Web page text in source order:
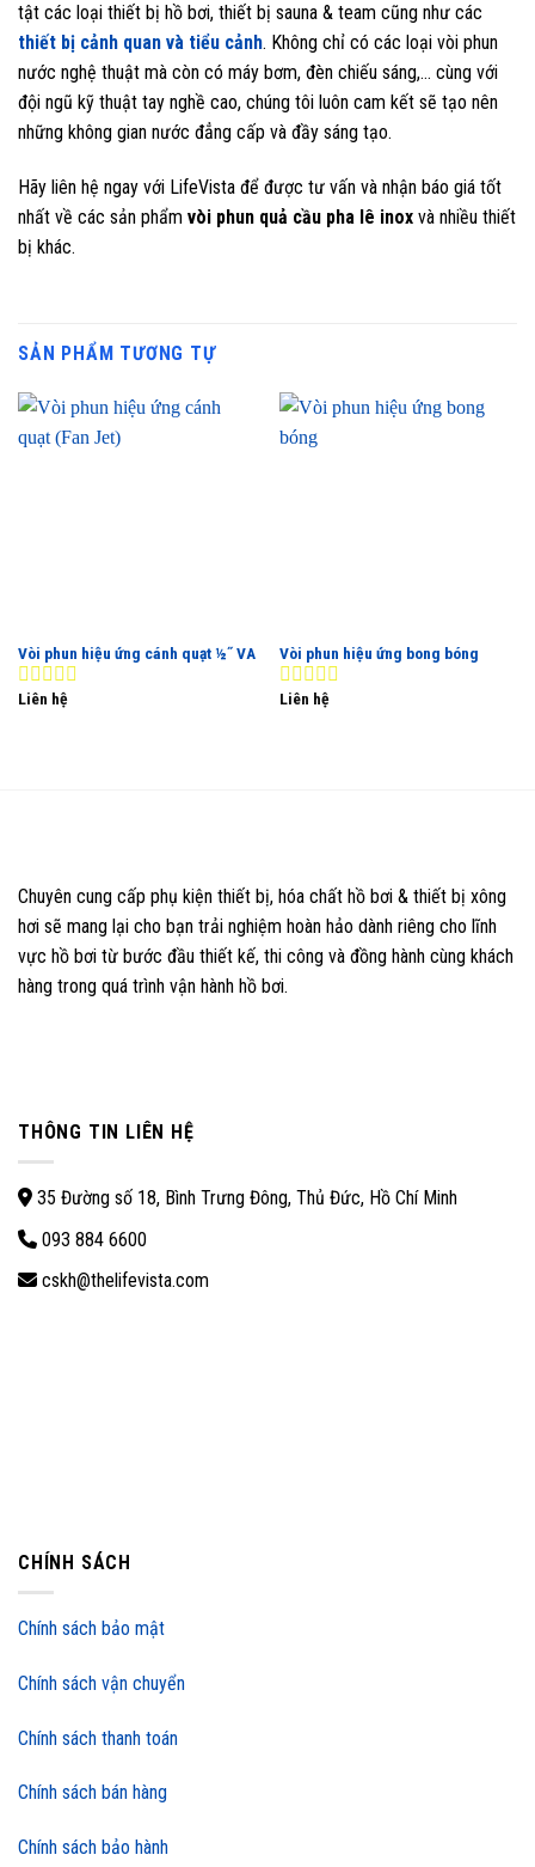
tật các loại thiết bị hồ bơi, thiết bị sauna & team cũng như các
thiết bị cảnh quan và tiểu cảnh. Không chỉ có các loại vòi phun
nước nghệ thuật mà còn có máy bơm, đèn chiếu sáng,… cùng với
đội ngũ kỹ thuật tay nghề cao, chúng tôi luôn cam kết sẽ tạo nên
những không gian nước đẳng cấp và đầy sáng tạo.
Hãy liên hệ ngay với LifeVista để được tư vấn và nhận báo giá tốt
nhất về các sản phẩm vòi phun quả cầu pha lê inox và nhiều thiết
bị khác.
SẢN PHẨM TƯƠNG TỰ
Vòi phun hiệu ứng cánh quạt ½˝ VA
0
Liên hệ
Vòi phun hiệu ứng bong bóng
0
Liên hệ
Chuyên cung cấp phụ kiện thiết bị, hóa chất hồ bơi & thiết bị xông
hơi sẽ mang lại cho bạn trải nghiệm hoàn hảo dành riêng cho lĩnh
vực hồ bơi từ bước đầu thiết kế, thi công và đồng hành cùng khách
hàng trong quá trình vận hành hồ bơi.
THÔNG TIN LIÊN HỆ
35 Đường số 18, Bình Trưng Đông, Thủ Đức, Hồ Chí Minh
093 884 6600
cskh@thelifevista.com
CHÍNH SÁCH
Chính sách bảo mật
Chính sách vận chuyển
Chính sách thanh toán
Chính sách bán hàng
Chính sách bảo hành